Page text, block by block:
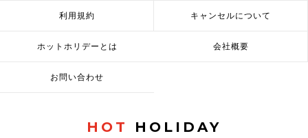
利用規約 キャンセルについて
ホットホリデーとは 会社概要
お問い合わせ
HOT HOLIDAY